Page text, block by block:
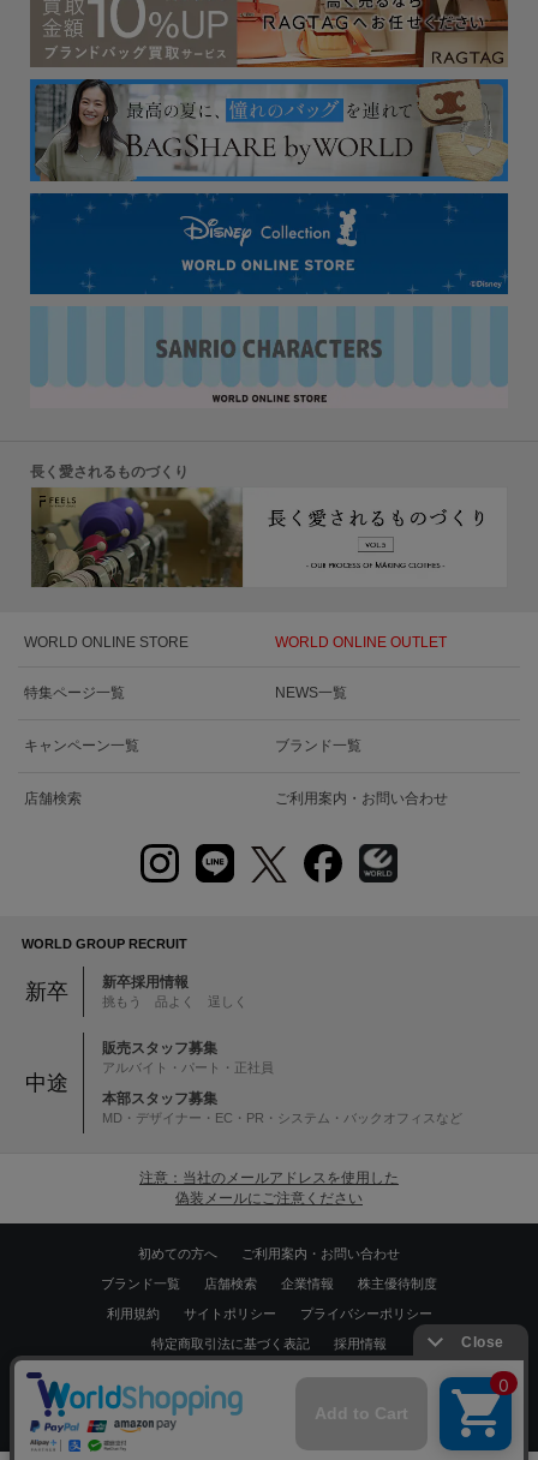
長く愛されるものづくり
WORLD ONLINE STORE WORLD ONLINE OUTLET
特集ページ一覧 NEWS一覧
キャンペーン一覧 ブランド一覧
店舗検索 ご利用案内・お問い合わせ
WORLD GROUP RECRUIT
新卒 新卒採用情報
挑もう 品よく 逞しく
中途
販売スタッフ募集
アルバイト・パート・正社員
本部スタッフ募集
MD・デザイナー・EC・PR・システム・バックオフィスなど
注意：当社のメールアドレスを使用した
偽装メールにご注意ください
初めての方へ ご利用案内・お問い合わせ
ブランド一覧 店舗検索 企業情報 株主優待制度
利用規約 サイトポリシー プライバシーポリシー
特定商取引法に基づく表記 採用情報
Copyrights © WORLD CO.,LTD. All rights reserved.
スマートフォン ｜PC